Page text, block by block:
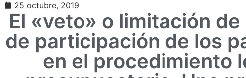
25 octubre, 2019
El «veto» o limitación
de participación de los
en el procedimiento